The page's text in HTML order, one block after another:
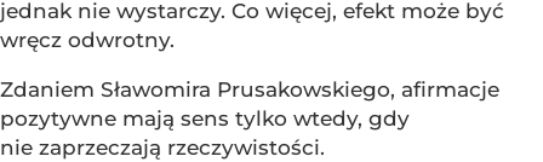
jednak nie wystarczy. Co więcej, efekt może być
wręcz odwrotny.
Zdaniem Sławomira Prusakowskiego, afirmacje
pozytywne mają sens tylko wtedy, gdy
nie zaprzeczają rzeczywistości.